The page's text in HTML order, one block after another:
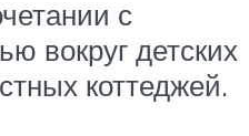
с
вокруг детских
коттеджей.